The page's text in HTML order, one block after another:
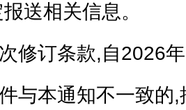
送相关信息。
修订条款,自2026
与本通知不一致的